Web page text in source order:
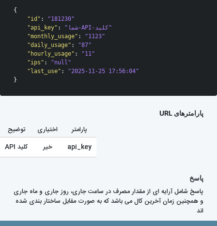
{
    "id"
:
"181230"
    "api_key"
:
"شما-API-کلید"
    "monthly_usage"
:
"1123"
    "daily_usage"
:
"87"
    "hourly_usage"
:
"11"
    "ips"
:
"null"
    "last_use"
:
"2025-11-25 17:56:04"
}
پارامترهای URL
پارامتر اختیاری
توضیح
api_key
خیر کلید API
پاسخ
پاسخ شامل آرایه ای از مقدار مصرف در ساعت جاری، روز جاری و ماه جاری
و همچنین زمان آخرین کال می باشد که به صورت مقابل ساختار بندی شده
اند